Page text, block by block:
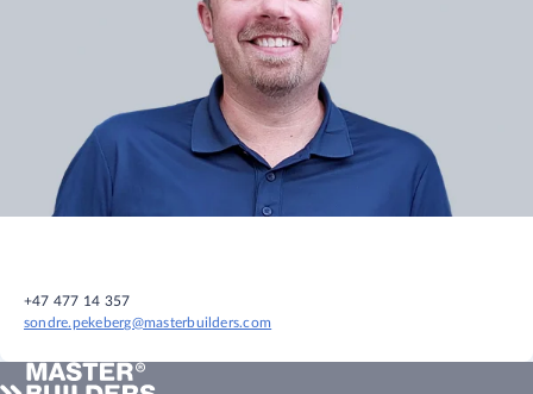
+47 477 14 357
sondre.pekeberg@masterbuilders.com